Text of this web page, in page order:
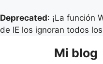
Deprecated: ¡La función
de IE los ignoran todos
Mi blog